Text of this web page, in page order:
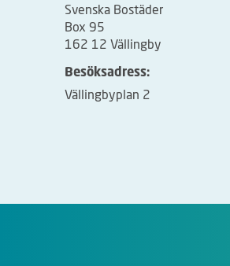
Svenska Bostäder
Box 95
162 12 Vällingby
Besöksadress:
Vällingbyplan 2